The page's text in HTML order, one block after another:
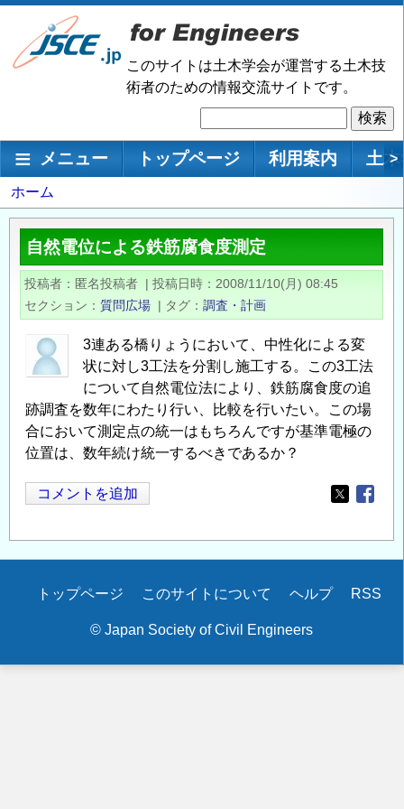
メ
ン
移
このサイトは土木学会が運営する土木技
術者のための情報交流サイトです。
索
メインナビゲーション
メニュー トップページ 利用案内 土 >
パ
ン
ず
ホーム
自然電位による鉄筋腐食度測定
投稿者 匿名投稿者 | 投稿日時
2008/11/10(月) 08:45
セクション
質問広場 | タグ 調査・計画
3連ある橋りょうにおいて、中性化による変
状に対し3工法を分割し施工する。この3工法
について自然電位法により、鉄筋腐食度の追
跡調査を数年にわたり行い、比較を行いたい。この場
合において測定点の統一はもちろんですが基準電極の
位置は、数年続け統一するべきであるか？
コメントを追加
Opens in
Secondary
トップページ このサイトについて ヘルプ RSS
© Japan Society of Civil Engineers